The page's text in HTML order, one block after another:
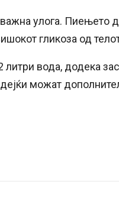
улога. Пиењето
гликоза од
вода, додека
можат